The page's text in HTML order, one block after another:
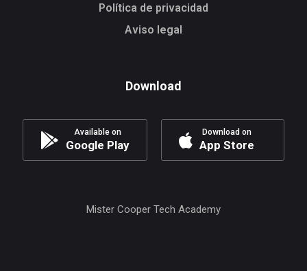
Política de privacidad
Aviso legal
Download
Available on
Google Play
Download on
App Store
Mister Cooper Tech Academy